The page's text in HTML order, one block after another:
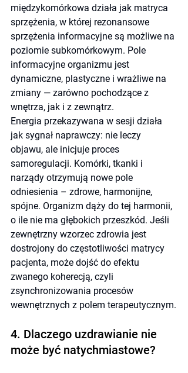
międzykomórkowa działa jak matryca
sprzężenia, w której rezonansowe
sprzężenia informacyjne są możliwe na
poziomie subkomórkowym. Pole
informacyjne organizmu jest
dynamiczne, plastyczne i wrażliwe na
zmiany — zarówno pochodzące z
wnętrza, jak i z zewnątrz.
Energia przekazywana w sesji działa
jak sygnał naprawczy: nie leczy
objawu, ale inicjuje proces
samoregulacji. Komórki, tkanki i
narządy otrzymują nowe pole
odniesienia – zdrowe, harmonijne,
spójne. Organizm dąży do tej harmonii,
o ile nie ma głębokich przeszkód. Jeśli
zewnętrzny wzorzec zdrowia jest
dostrojony do częstotliwości matrycy
pacjenta, może dojść do efektu
zwanego koherecją, czyli
zsynchronizowania procesów
wewnętrznych z polem terapeutycznym.
4. Dlaczego uzdrawianie nie
może być natychmiastowe?